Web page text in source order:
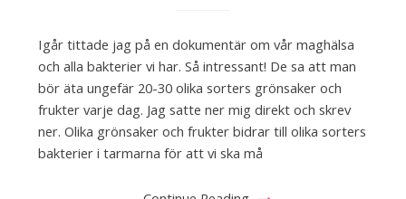
Igår tittade jag på en dokumentär om vår maghälsa
och alla bakterier vi har. Så intressant! De sa att man
bör äta ungefär 20-30 olika sorters grönsaker och
frukter varje dag. Jag satte ner mig direkt och skrev
ner. Olika grönsaker och frukter bidrar till olika sorters
bakterier i tarmarna för att vi ska må